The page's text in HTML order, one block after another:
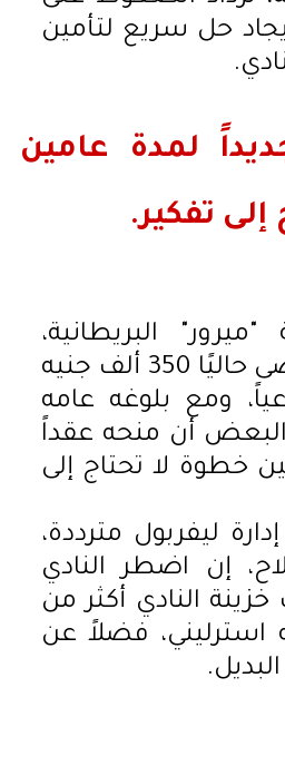
حل سريع لتأمين
لمدة عامين
تفكير.
البريطانية،
فإن صلاح يتقاضى حاليًا 350 ألف جنيه
ومع بلوغه عامه
يرى البعض أن منحه عقداً
خطوة لا تحتاج إلى
ليفربول مترددة،
إن اضطر النادي
النادي أكثر من
استرليني، فضلاً عن